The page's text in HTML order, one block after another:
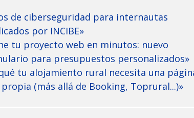
de ciberseguridad para internautas
por INCIBE»
tu proyecto web en minutos: nuevo
para presupuestos personalizados»
tu alojamiento rural necesita una
(más allá de Booking, Toprural...)»